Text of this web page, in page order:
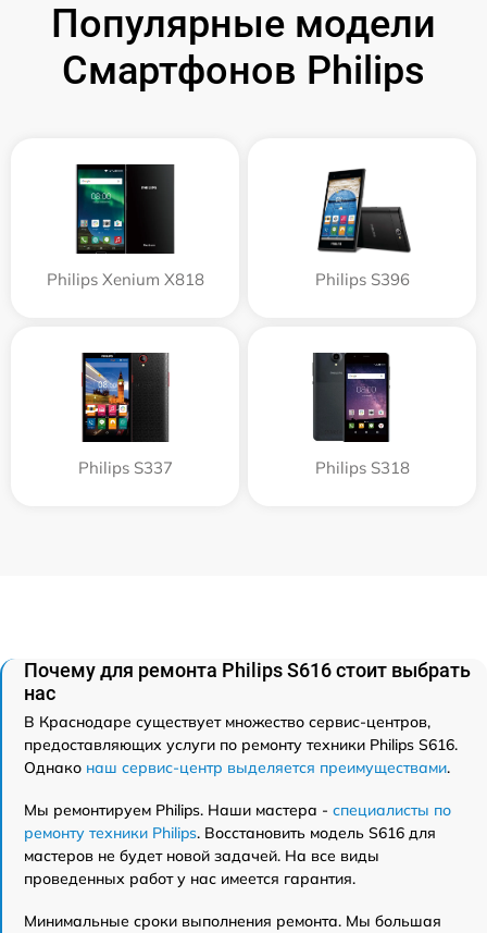
Популярные модели
Смартфонов Philips
Philips Xenium X818 Philips S396
Philips S337 Philips S318
Почему для ремонта Philips S616 стоит выбрать
нас
В Краснодаре существует множество сервис-центров,
предоставляющих услуги по ремонту техники Philips S616.
Однако наш сервис-центр выделяется преимуществами.
Мы ремонтируем Philips. Наши мастера - специалисты по
ремонту техники Philips. Восстановить модель S616 для
мастеров не будет новой задачей. На все виды
проведенных работ у нас имеется гарантия.
Минимальные сроки выполнения ремонта. Мы большая